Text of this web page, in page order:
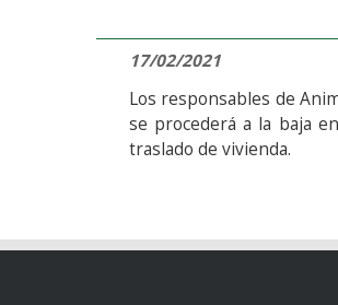
17/02/2021
Los responsables de
se procederá a la baja
traslado de vivienda.